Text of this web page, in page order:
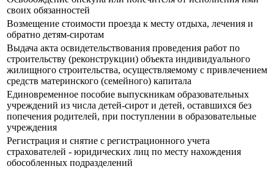
своих обязанностей
Возмещение стоимости проезда к месту отдыха, лечения и
обратно детям-сиротам
Выдача акта освидетельствования проведения работ по
строительству (реконструкции) объекта индивидуального
жилищного строительства, осуществляемому с привлечением
средств материнского (семейного) капитала
Единовременное пособие выпускникам образовательных
учреждений из числа детей-сирот и детей, оставшихся без
попечения родителей, при поступлении в образовательные
учреждения
Регистрация и снятие с регистрационного учета
страхователей - юридических лиц по месту нахождения
обособленных подразделений